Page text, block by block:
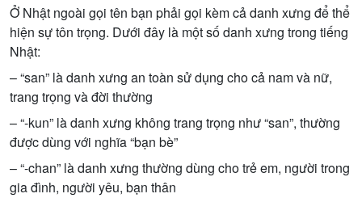
Ở Nhật ngoài gọi tên bạn phải gọi kèm cả danh xưng để thể
hiện sự tôn trọng. Dưới đây là một số danh xưng trong tiếng
Nhật:
– “san” là danh xưng an toàn sử dụng cho cả nam và nữ,
trang trọng và đời thường
– “-kun” là danh xưng không trang trọng như “san”, thường
được dùng với nghĩa “bạn bè”
– “-chan” là danh xưng thường dùng cho trẻ em, người trong
gia đình, người yêu, bạn thân